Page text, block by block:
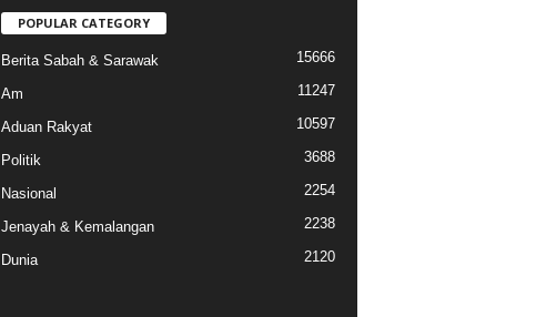
POPULAR CATEGORY
Berita Sabah & Sarawak 15666
Am 11247
Aduan Rakyat 10597
Politik 3688
Nasional 2254
Jenayah & Kemalangan 2238
Dunia 2120